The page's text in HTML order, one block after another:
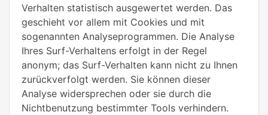
Verhalten statistisch ausgewertet werden. Das
geschieht vor allem mit Cookies und mit
sogenannten Analyseprogrammen. Die Analyse
Ihres Surf-Verhaltens erfolgt in der Regel
anonym; das Surf-Verhalten kann nicht zu Ihnen
zurückverfolgt werden. Sie können dieser
Analyse widersprechen oder sie durch die
Nichtbenutzung bestimmter Tools verhindern.